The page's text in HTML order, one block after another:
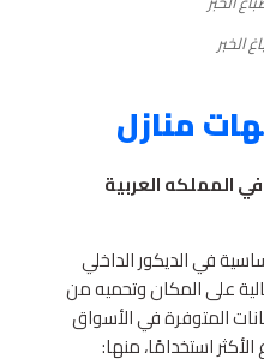
الخبر
منازل
في المملكه العربية
في الديكور الداخلي
على المكان وتحميه من
المتوفرة في الأسواق
استخدامًا، منها: